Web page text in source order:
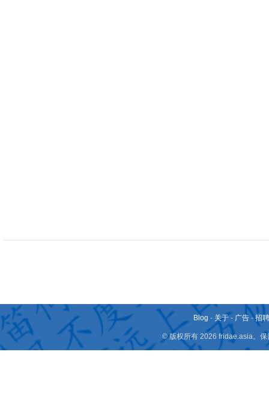
Blog - 关于 - 广告 -招
© 版权所有 2026 fridae.asia。